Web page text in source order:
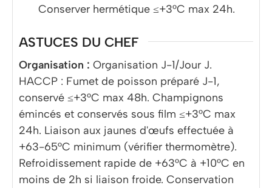
Conserver hermétique ≤+3°C max 24h.
ASTUCES DU CHEF
Organisation : Organisation J-1/Jour J.
HACCP : Fumet de poisson préparé J-1,
conservé ≤+3°C max 48h. Champignons
émincés et conservés sous film ≤+3°C max
24h. Liaison aux jaunes d'œufs effectuée à
+63-65°C minimum (vérifier thermomètre).
Refroidissement rapide de +63°C à +10°C en
moins de 2h si liaison froide. Conservation